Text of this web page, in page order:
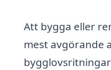
Att bygga eller
mest avgörande